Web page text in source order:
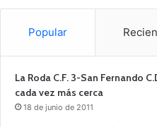
Popular
La Roda C.F. 3-San Fernando
cada vez más cerca
18 de junio de 2011